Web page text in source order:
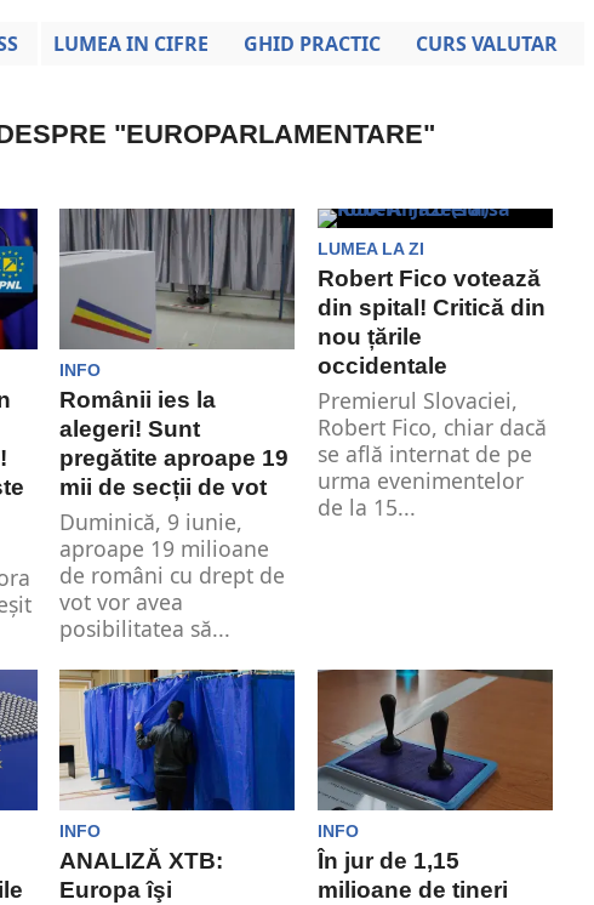
LUMEA IN CIFRE GHID PRACTIC CURS VALUTAR
"EUROPARLAMENTARE"
INFO
Românii ies la
alegeri! Sunt
pregătite aproape 19
mii de secții de vot
Duminică, 9 iunie,
aproape 19 milioane
de români cu drept de
vot vor avea
posibilitatea să...
LUMEA LA ZI
Robert Fico votează
din spital! Critică din
nou țările
occidentale
Premierul Slovaciei,
Robert Fico, chiar dacă
se află internat de pe
urma evenimentelor
de la 15...
INFO
ANALIZĂ XTB:
Europa îşi
INFO
În jur de 1,15
milioane de tineri